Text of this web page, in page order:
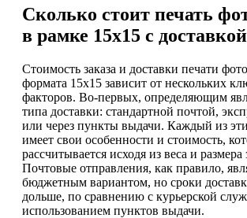
Сколько стоит печать
в рамке 15х15 с доставкой
Стоимость заказа и доставки печати
формата 15х15 зависит от нескольких
факторов. Во-первых, определяющим
типа доставки: стандартной почтой,
или через пункты выдачи. Каждый из
имеет свои особенности и стоимость,
рассчитывается исходя из веса и размера
Почтовые отправления, как правило,
бюджетным вариантом, но сроки
дольше, по сравнению с курьерской
использованием пунктов выдачи.